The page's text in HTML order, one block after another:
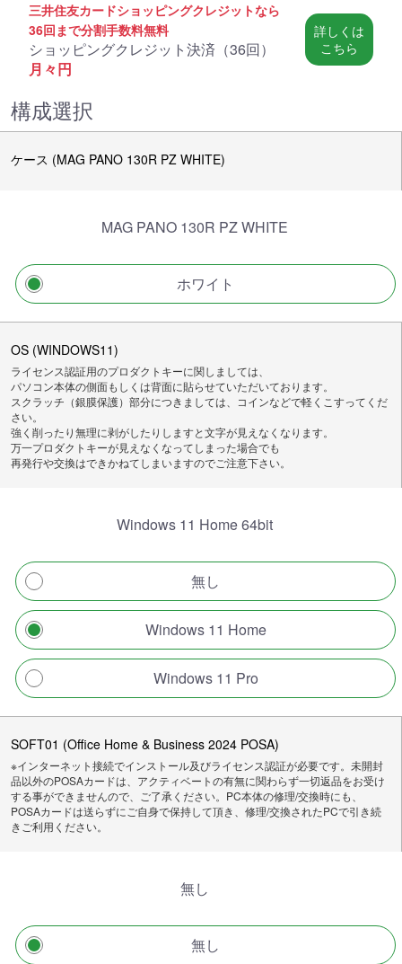
三井住友カードショッピングクレジットなら
36回まで分割手数料無料
ショッピングクレジット決済（36回）
月々円
詳しくは
こちら
構成選択
ケース (MAG PANO 130R PZ WHITE)
MAG PANO 130R PZ WHITE
ホワイト
OS (WINDOWS11)
ライセンス認証用のプロダクトキーに関しましては、
パソコン本体の側面もしくは背面に貼らせていただいております。
スクラッチ（銀膜保護）部分につきましては、コインなどで軽くこすってくだ
さい。
強く削ったり無理に剥がしたりしますと文字が見えなくなります。
万一プロダクトキーが見えなくなってしまった場合でも
再発行や交換はできかねてしまいますのでご注意下さい。
Windows 11 Home 64bit
無し
Windows 11 Home
Windows 11 Pro
SOFT01 (Office Home & Business 2024 POSA)
※インターネット接続でインストール及びライセンス認証が必要です。未開封
品以外のPOSAカードは、アクティベートの有無に関わらず一切返品をお受け
する事ができませんので、ご了承ください。PC本体の修理/交換時にも、
POSAカードは送らずにご自身で保持して頂き、修理/交換されたPCで引き続
きご利用ください。
無し
無し